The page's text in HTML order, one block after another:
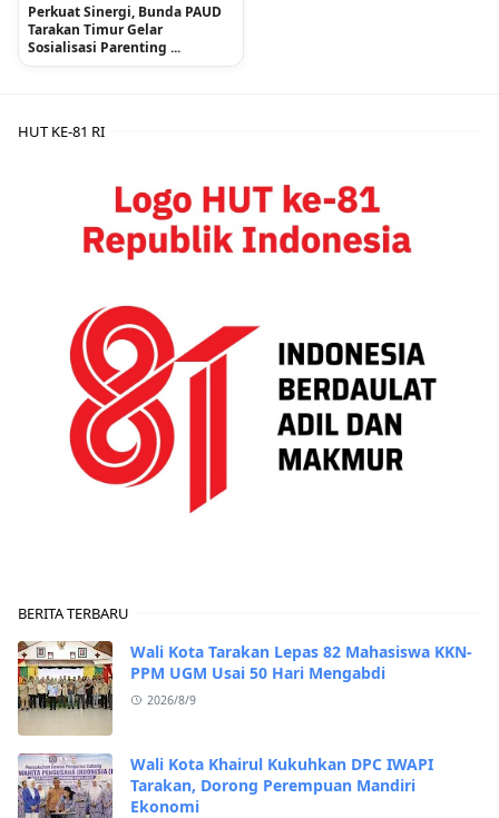
Perkuat Sinergi, Bunda PAUD
Tarakan Timur Gelar
Sosialisasi Parenting ...
HUT KE-81 RI
BERITA TERBARU
Wali Kota Tarakan Lepas 82 Mahasiswa KKN-
PPM UGM Usai 50 Hari Mengabdi
2026/8/9
Wali Kota Khairul Kukuhkan DPC IWAPI
Tarakan, Dorong Perempuan Mandiri
Ekonomi